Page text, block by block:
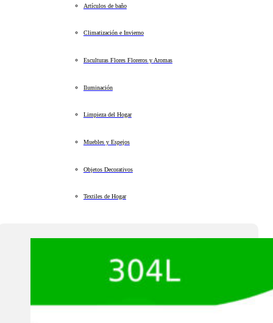
Artículos de baño
Climatización e Invierno
Esculturas Flores Floreros y Aromas
Iluminación
Limpieza del Hogar
Muebles y Espejos
Objetos Decorativos
Textiles de Hogar